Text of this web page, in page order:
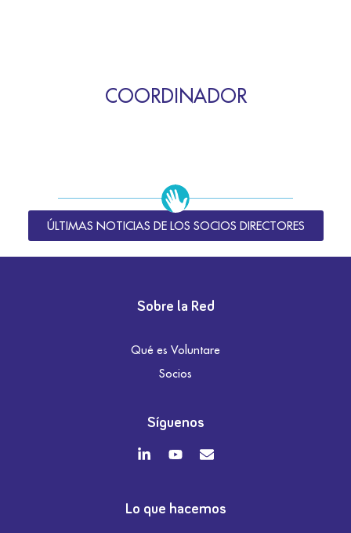
COORDINADOR
ÚLTIMAS NOTICIAS DE LOS SOCIOS DIRECTORES
Sobre la Red
Qué es Voluntare
Socios
Síguenos
Lo que hacemos